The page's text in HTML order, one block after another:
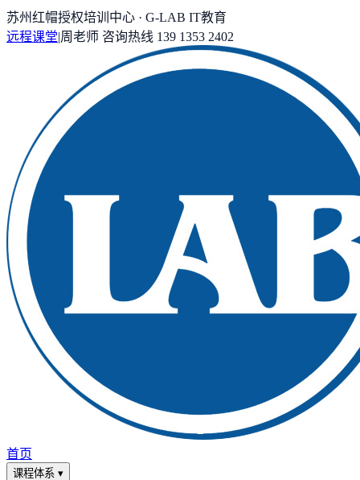
苏州红帽授权培训中心 · G-LAB IT教育
远程课堂|周老师 咨询热线 139 1353 2402
首页
课程体系 ▾